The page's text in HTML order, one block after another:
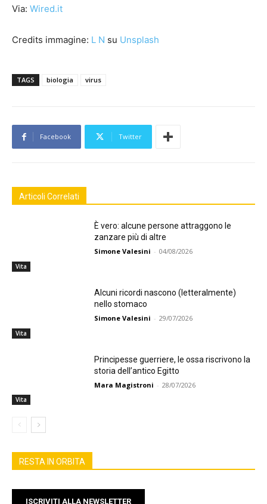
Via: Wired.it
Credits immagine: L N su Unsplash
TAGS biologia virus
Facebook Twitter
Articoli Correlati
Vita
È vero: alcune persone attraggono le
zanzare più di altre
Simone Valesini - 04/08/2026
Vita
Alcuni ricordi nascono (letteralmente)
nello stomaco
Simone Valesini - 29/07/2026
Vita
Principesse guerriere, le ossa riscrivono la
storia dell’antico Egitto
Mara Magistroni - 28/07/2026
RESTA IN ORBITA
ISCRIVITI ALLA NEWSLETTER